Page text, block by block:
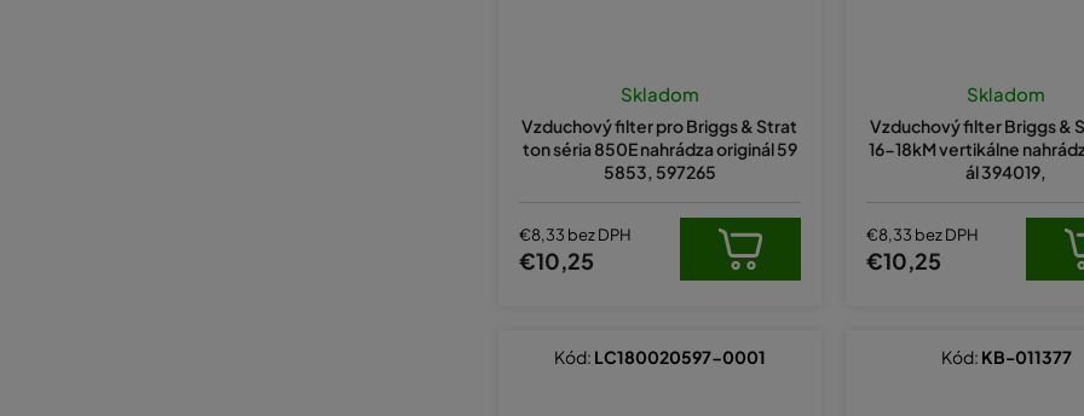
Vzduchový filter pro Briggs & Strat
ton séria 850E nahrádza originál 59
5853, 597265
Skladom
€8,33 bez DPH
€10,25
Vzduchový filter Briggs &
16-18kM vertikálne
ál 394019,
Skladom
€8,33 bez DPH
€10,25
Kód: LC180020597-0001 Kód: KB-011377